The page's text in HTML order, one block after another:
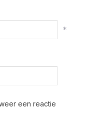
*
een reactie